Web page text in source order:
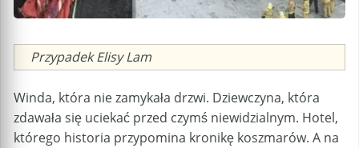
Caption
Przypadek Elisy Lam
Winda, która nie zamykała drzwi. Dziewczyna, która
zdawała się uciekać przed czymś niewidzialnym. Hotel,
którego historia przypomina kronikę koszmarów. A na